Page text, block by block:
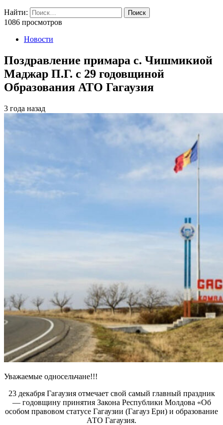
Найти:
1086 просмотров
Новости
Поздравление примара с. Чишмикиой
Маджар П.Г. с 29 годовщиной
Образования АТО Гагаузия
3 года назад
Уважаемые односельчане!!!
23 декабря Гагаузия отмечает свой самый главный праздник
— годовщину принятия Закона Республики Молдова «Об
особом правовом статусе Гагаузии (Гагауз Ери) и образование
АТО Гагаузия.